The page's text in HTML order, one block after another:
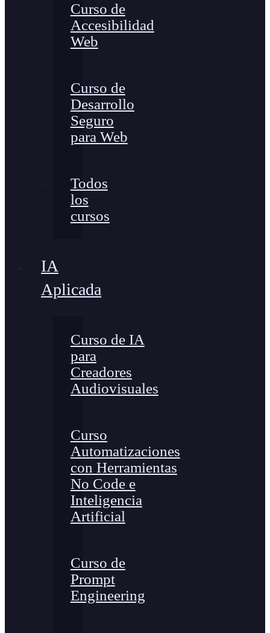
Curso de
Accesibilidad
Web
Curso de
Desarrollo
Seguro
para Web
Todos
los
cursos
IA
Aplicada
Curso de IA
para
Creadores
Audiovisuales
Curso
Automatizaciones
con Herramientas
No Code e
Inteligencia
Artificial
Curso de
Prompt
Engineering